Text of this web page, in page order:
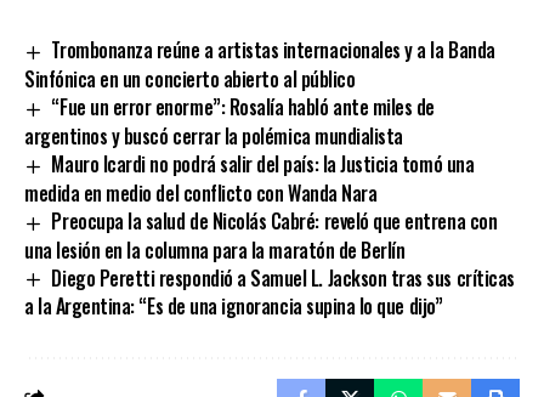
Trombonanza reúne a artistas internacionales y a la Banda
Sinfónica en un concierto abierto al público
“Fue un error enorme”: Rosalía habló ante miles de
argentinos y buscó cerrar la polémica mundialista
Mauro Icardi no podrá salir del país: la Justicia tomó una
medida en medio del conflicto con Wanda Nara
Preocupa la salud de Nicolás Cabré: reveló que entrena con
una lesión en la columna para la maratón de Berlín
Diego Peretti respondió a Samuel L. Jackson tras sus críticas
a la Argentina: “Es de una ignorancia supina lo que dijo”